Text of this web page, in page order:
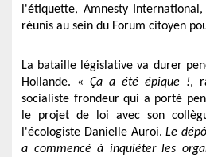
l'étiquette, Amnesty
réunis au sein du Forum citoyen
La bataille législative va durer
Hollande. « Ça a été épique !,
socialiste frondeur qui a porté
le projet de loi avec son
l'écologiste Danielle Auroi.Le
a commencé à inquiéter les